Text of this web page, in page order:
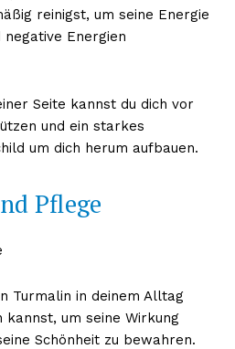
reinigst, um seine Energie
Energien
Seite kannst du dich vor
und ein starkes
um dich herum aufbauen.
Pflege
Turmalin in deinem Alltag
um seine Wirkung
Schönheit zu bewahren.